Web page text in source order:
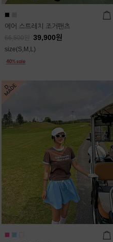
에어 스트레치 조거팬츠
66,500 39,900원
size(S,M,L)